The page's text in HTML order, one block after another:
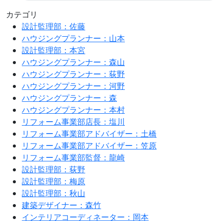
カテゴリ
設計監理部：佐藤
ハウジングプランナー：山本
設計監理部：本宮
ハウジングプランナー：森山
ハウジングプランナー：荻野
ハウジングプランナー：河野
ハウジングプランナー：森
ハウジングプランナー：本村
リフォーム事業部店長：塩川
リフォーム事業部アドバイザー：土橋
リフォーム事業部アドバイザー：笠原
リフォーム事業部監督：龍崎
設計監理部：荻野
設計監理部：梅原
設計監理部：秋山
建築デザイナー：森竹
インテリアコーディネーター：岡本